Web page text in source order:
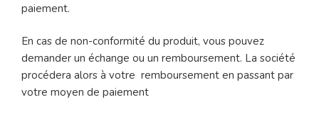
paiement.
En cas de non-conformité du produit, vous pouvez
demander un échange ou un remboursement. La société
procédera alors à votre remboursement en passant par
votre moyen de paiement